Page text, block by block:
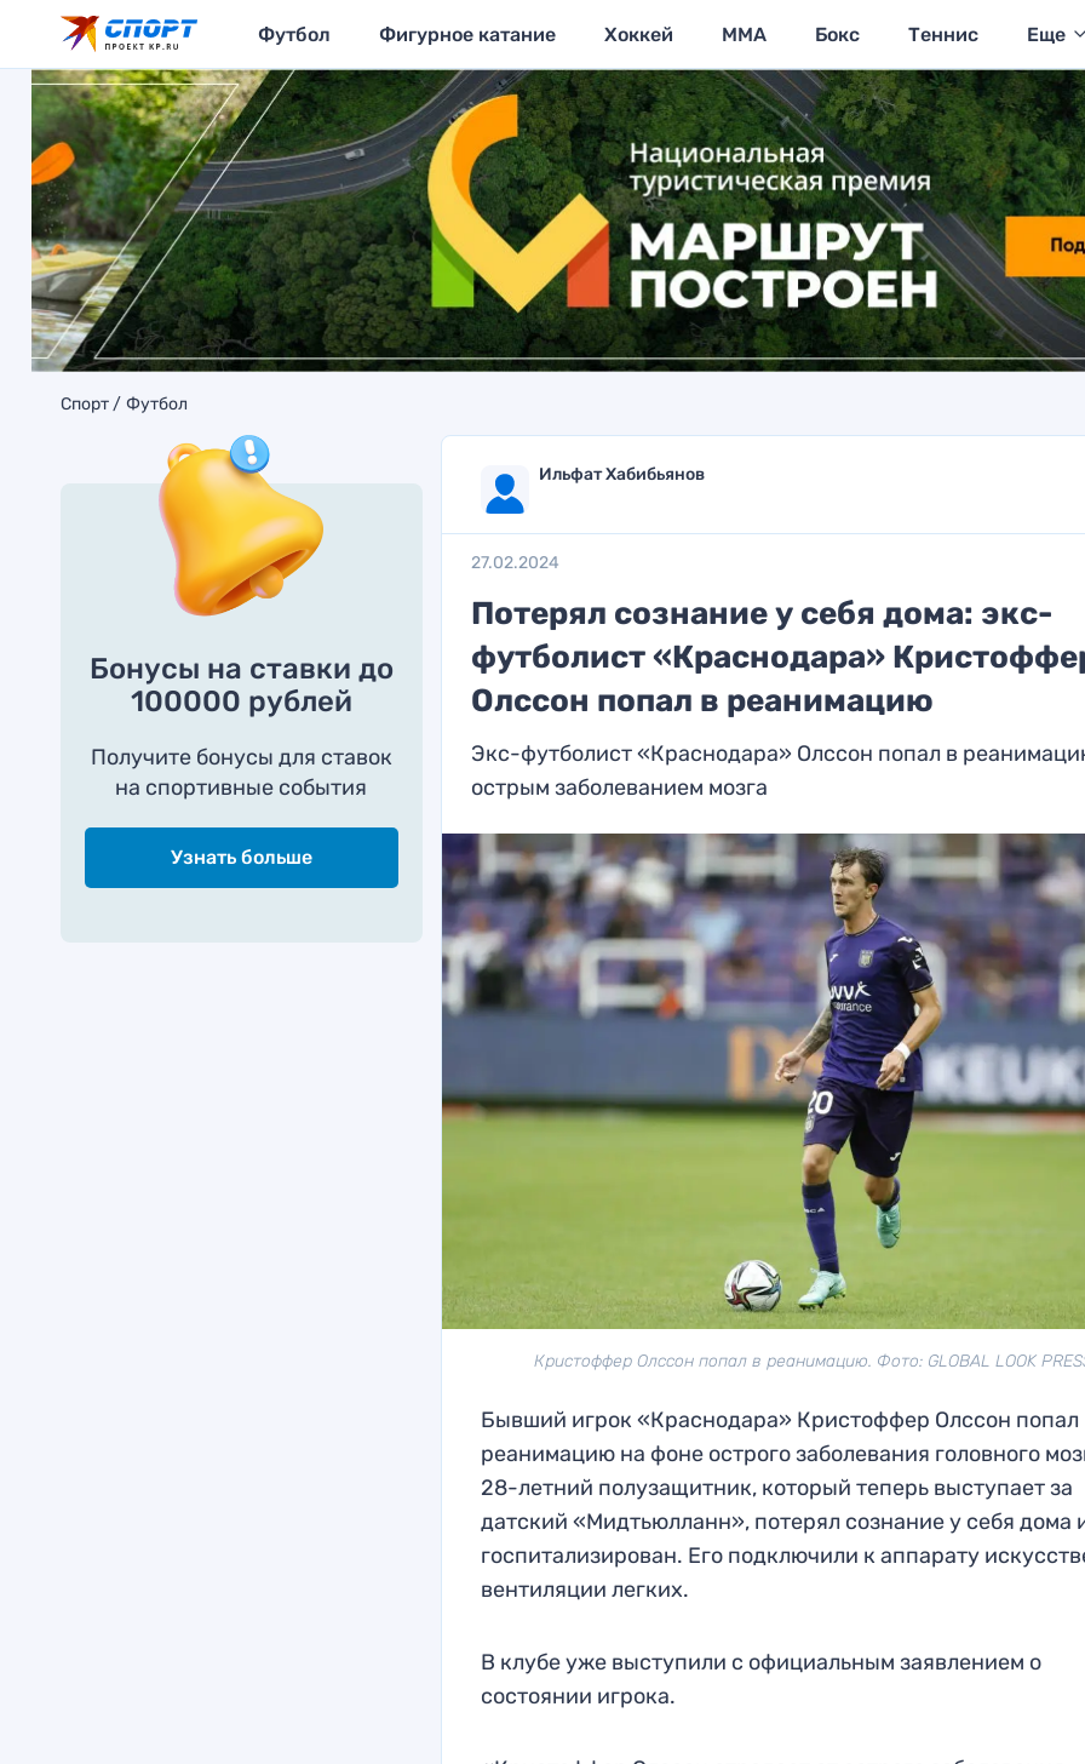
Футбол Фигурное катание Хоккей MMA Бокс Теннис Еще
Спорт Футбол
Бонусы на ставки до
100000 рублей
Получите бонусы для ставок
на спортивные события
Узнать больше
Ильфат Хабибьянов
27.02.2024
Потерял сознание у себя дома: экс-
футболист «Краснодара»
Олссон попал в реанимацию
Экс-футболист «Краснодара» Олссон попал в
острым заболеванием мозга
Кристоффер Олссон попал в реанимацию. Фото: GLOBAL LOOK
Бывший игрок «Краснодара» Кристоффер Олссон попал
реанимацию на фоне острого заболевания головного
28-летний полузащитник, который теперь выступает за
датский «Мидтьюлланн», потерял сознание у себя дома
госпитализирован. Его подключили к аппарату
вентиляции легких.
В клубе уже выступили с официальным заявлением о
состоянии игрока.